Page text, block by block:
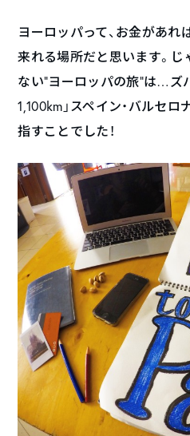
ヨーロッパって、お金があれ
来れる場所だと思います。じ
ない“ヨーロッパの旅”は…ズ
1,100km」スペイン・バルセロ
指すことでした！